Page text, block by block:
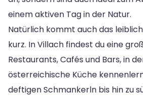
einem aktiven Tag in der Natur.
Natürlich kommt auch das
kurz. In Villach findest du eine
Restaurants, Cafés und Bars, in
österreichische Küche
deftigen Schmankerln bis hin zu